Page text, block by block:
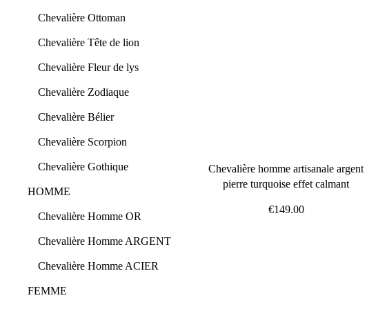
Chevalière Ottoman
Chevalière Tête de lion
Chevalière Fleur de lys
Chevalière Zodiaque
Chevalière Bélier
Chevalière Scorpion
Chevalière Gothique
HOMME
Chevalière Homme OR
Chevalière Homme ARGENT
Chevalière Homme ACIER
FEMME
Chevalière homme artisanale argent
pierre turquoise effet calmant
€149.00